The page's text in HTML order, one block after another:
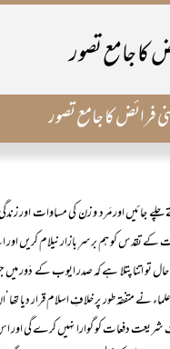
کا جامع تصور
فرائض کا جامع تصور
چلے جائیں اور مَرد و زن کی مساوات اور
تقدس کو ہم برسرِ بازار نیلام کریں اور
حال تو اتنا پتلا ہے کہ صدر ایوب کے دَور
نے متفقہ طور پر خلافِ اسلام قرار دیا
دفعات کو گوارا نہیں کرے گی اور